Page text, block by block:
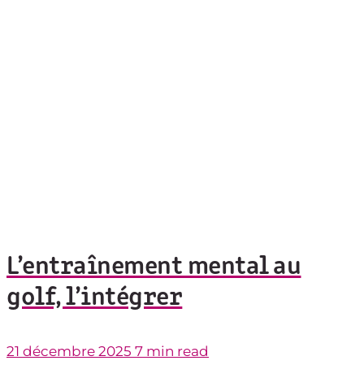
L’entraînement mental au
golf, l’intégrer
21 décembre 2025 7 min read